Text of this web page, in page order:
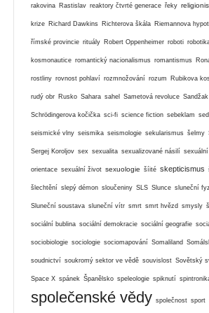
rakovina Rastislav reaktory čtvrté generace řeky
krize Richard Dawkins Richterova škála Riemannova
římské provincie rituály Robert Oppenheimer roboti
kosmonautice romantický nacionalismus romantismus
rostliny rovnost pohlaví rozmnožování rozum Rubikova
rudý obr Rusko Sahara sahel Sametová revoluce Sandžak
Schrödingerova kočička sci-fi science fiction sebeklam
seismické vlny seismika seismologie sekularismus šelmy
Sergej Koroljov sex sexualita sexualizované násilí
orientace sexuální život sexuologie šíité skepticismus
šlechtění slepý démon sloučeniny SLS Slunce sluneční
Sluneční soustava sluneční vítr smrt smrt hvězd smysly
sociální bublina sociální demokracie sociální geografie
sociobiologie sociologie sociomapování Somaliland
soudnictví soukromý sektor ve vědě souvislost Sovětský
Space X spánek Španělsko speleologie spiknutí
společenské vědy společnost sport